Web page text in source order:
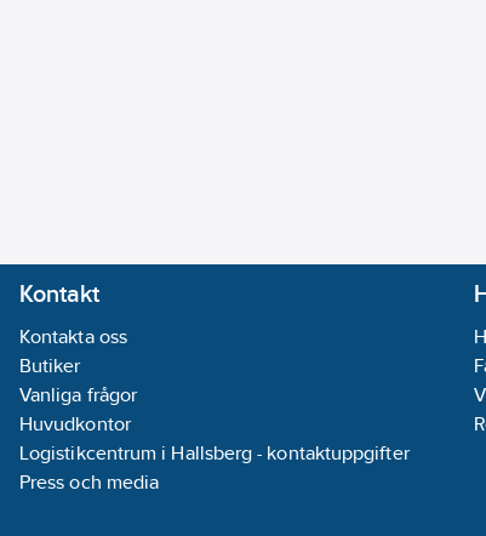
Kontakt
Kontakta oss
Butiker
Vanliga frågor
Huvudkontor
Logistikcentrum i Hallsberg - kontaktuppgifter
Press och media